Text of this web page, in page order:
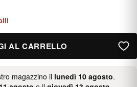
AL CARRELLO
magazzino il lunedì 10 agosto.